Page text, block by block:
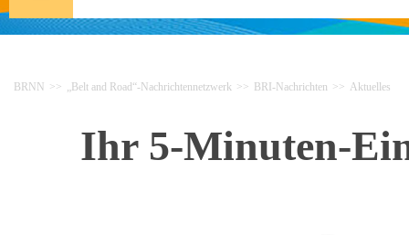
BRNN >> „Belt and Road“-Nachrichtennetzwerk >> BRI-Nachrichten >> Aktuelles
Ihr 5-Minuten-